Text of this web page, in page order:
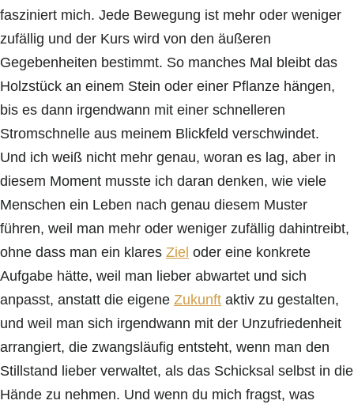
fasziniert mich. Jede Bewegung ist mehr oder weniger
zufällig und der Kurs wird von den äußeren
Gegebenheiten bestimmt. So manches Mal bleibt das
Holzstück an einem Stein oder einer Pflanze hängen,
bis es dann irgendwann mit einer schnelleren
Stromschnelle aus meinem Blickfeld verschwindet.
Und ich weiß nicht mehr genau, woran es lag, aber in
diesem Moment musste ich daran denken, wie viele
Menschen ein Leben nach genau diesem Muster
führen, weil man mehr oder weniger zufällig dahintreibt,
ohne dass man ein klares Ziel oder eine konkrete
Aufgabe hätte, weil man lieber abwartet und sich
anpasst, anstatt die eigene Zukunft aktiv zu gestalten,
und weil man sich irgendwann mit der Unzufriedenheit
arrangiert, die zwangsläufig entsteht, wenn man den
Stillstand lieber verwaltet, als das Schicksal selbst in die
Hände zu nehmen. Und wenn du mich fragst, was